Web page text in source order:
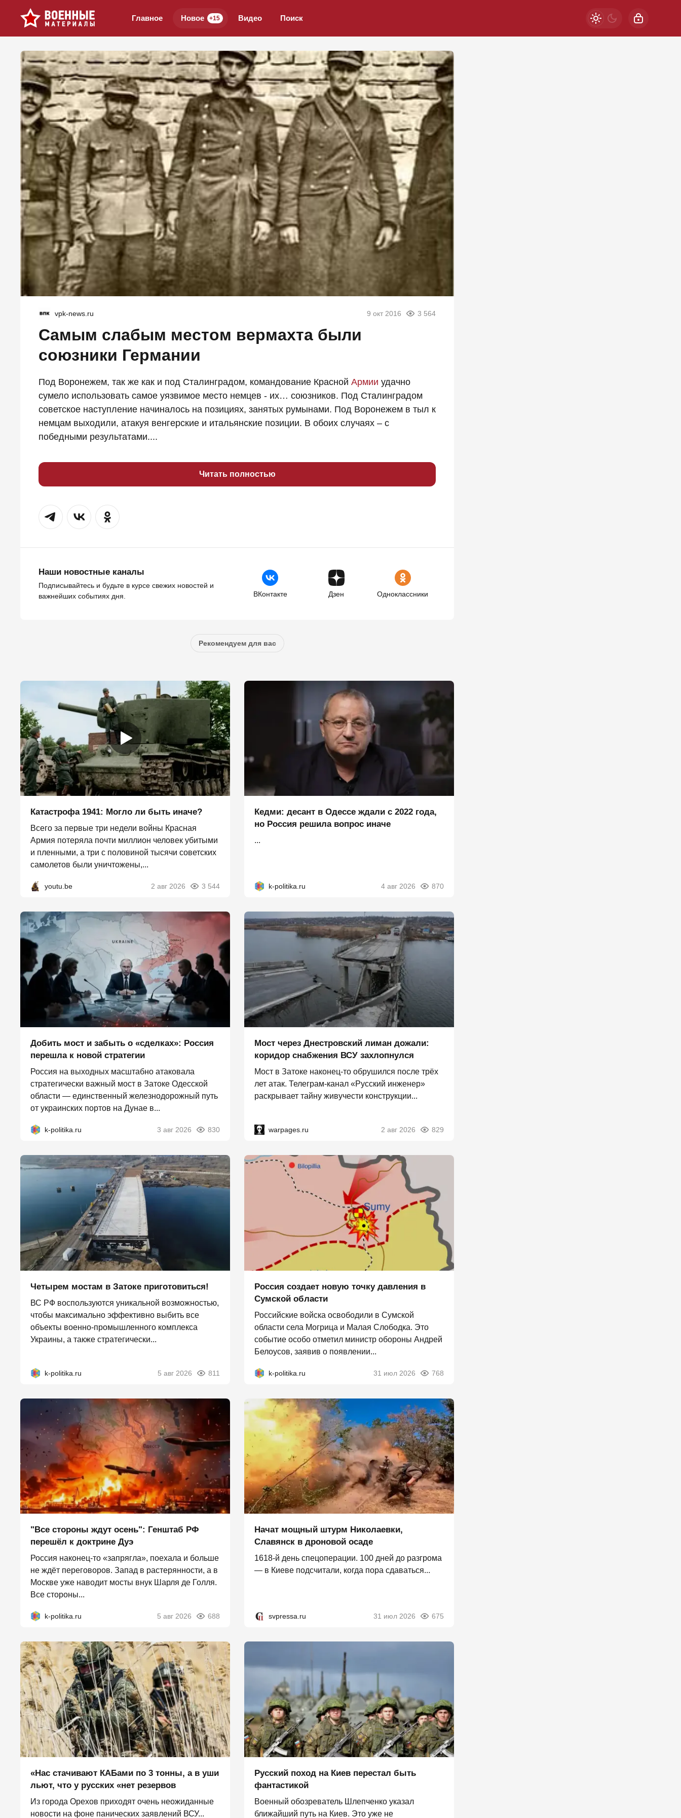
Главное Новое +15 Видео Поиск
vpk-news.ru 9 окт 2016 3 564
Самым слабым местом вермахта были
союзники Германии
Под Воронежем, так же как и под Сталинградом, командование Красной Армии удачно
сумело использовать самое уязвимое место немцев - их… союзников. Под Сталинградом
советское наступление начиналось на позициях, занятых румынами. Под Воронежем в тыл к
немцам выходили, атакуя венгерские и итальянские позиции. В обоих случаях – с
победными результатами....
Читать полностью
Наши новостные каналы
Подписывайтесь и будьте в курсе свежих новостей и
важнейших событиях дня.
ВКонтакте Дзен Одноклассники
Рекомендуем для вас
Катастрофа 1941: Могло ли быть иначе?
Всего за первые три недели войны Красная
Армия потеряла почти миллион человек убитыми
и пленными, а три с половиной тысячи советских
самолетов были уничтожены,...
youtu.be 2 авг 2026 3 544
Кедми: десант в Одессе ждали с 2022 года,
но Россия решила вопрос иначе
...
k-politika.ru 4 авг 2026 870
Добить мост и забыть о «сделках»: Россия
перешла к новой стратегии
Россия на выходных масштабно атаковала
стратегически важный мост в Затоке Одесской
области — единственный железнодорожный путь
от украинских портов на Дунае в...
k-politika.ru 3 авг 2026 830
Мост через Днестровский лиман дожали:
коридор снабжения ВСУ захлопнулся
Мост в Затоке наконец-то обрушился после трёх
лет атак. Телеграм-канал «Русский инженер»
раскрывает тайну живучести конструкции...
warpages.ru 2 авг 2026 829
Четырем мостам в Затоке приготовиться!
ВС РФ воспользуются уникальной возможностью,
чтобы максимально эффективно выбить все
объекты военно-промышленного комплекса
Украины, а также стратегически...
k-politika.ru 5 авг 2026 811
Россия создает новую точку давления в
Сумской области
Российские войска освободили в Сумской
области села Могрица и Малая Слободка. Это
событие особо отметил министр обороны Андрей
Белоусов, заявив о появлении...
k-politika.ru 31 июл 2026 768
"Все стороны ждут осень": Генштаб РФ
перешёл к доктрине Дуэ
Россия наконец-то «запрягла», поехала и больше
не ждёт переговоров. Запад в растерянности, а в
Москве уже наводит мосты внук Шарля де Голля.
Все стороны...
k-politika.ru 5 авг 2026 688
Начат мощный штурм Николаевки,
Славянск в дроновой осаде
1618-й день спецоперации. 100 дней до разгрома
— в Киеве подсчитали, когда пора сдаваться...
svpressa.ru 31 июл 2026 675
«Нас стачивают КАБами по 3 тонны, а в уши
льют, что у русских «нет резервов
Из города Орехов приходят очень неожиданные
новости на фоне панических заявлений ВСУ...
Русский поход на Киев перестал быть
фантастикой
Военный обозреватель Шлепченко указал
ближайший путь на Киев. Это уже не